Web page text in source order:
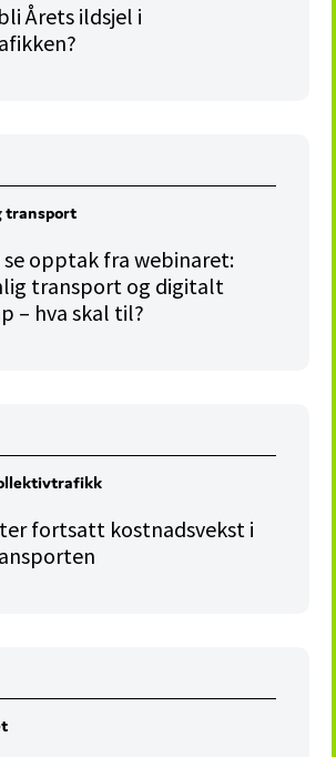
Årets ildsjel i
transport
se opptak fra webinaret:
transport og digitalt
– hva skal til?
fortsatt kostnadsvekst i